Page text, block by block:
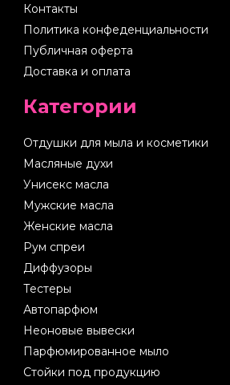
Контакты
Политика конфеденциальности
Публичная оферта
Доставка и оплата
Категории
Отдушки для мыла и косметики
Масляные духи
Унисекс масла
Мужские масла
Женские масла
Рум спреи
Диффузоры
Тестеры
Автопарфюм
Неоновые вывески
Парфюмированное мыло
Стойки под продукцию